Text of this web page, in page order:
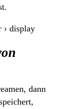
› display
dann